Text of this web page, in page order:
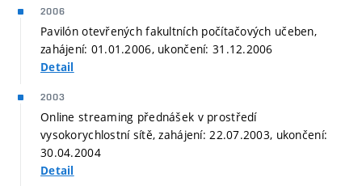
2006
Pavilón otevřených fakultních počítačových učeben,
zahájení: 01.01.2006, ukončení: 31.12.2006
Detail
2003
Online streaming přednášek v prostředí
vysokorychlostní sítě, zahájení: 22.07.2003, ukončení:
30.04.2004
Detail